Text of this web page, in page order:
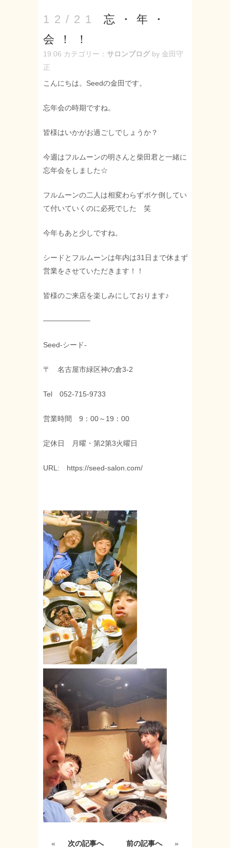
12/21
忘・年・
会！！
19:06 カテゴリー： サロンブログ by 金田守
正
こんにちは。Seedの金田です。
忘年会の時期ですね。
皆様はいかがお過ごしでしょうか？
今週はフルムーンの明さんと柴田君と一緒に
忘年会をしました☆
フルムーンの二人は相変わらずボケ倒してい
て付いていくのに必死でした 笑
今年もあと少しですね。
シードとフルムーンは年内は31日まで休まず
営業をさせていただきます！！
皆様のご来店を楽しみにしております♪
——————–
Seed-シード-
〒 名古屋市緑区神の倉3-2
Tel 052-715-9733
営業時間 9：00～19：00
定休日 月曜・第2第3火曜日
URL: https://seed-salon.com/
« 次の記事へ 前の記事へ »